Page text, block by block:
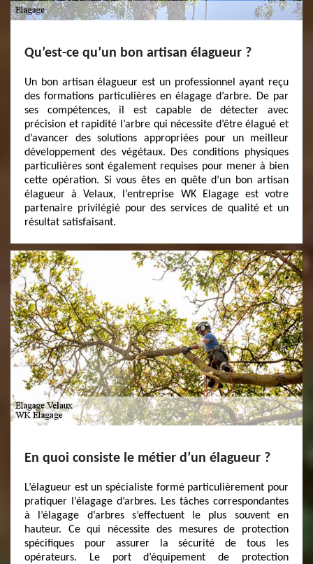
Qu’est-ce qu’un bon artisan élagueur ?
Un bon artisan élagueur est un professionnel ayant reçu
des formations particulières en élagage d’arbre. De par
ses compétences, il est capable de détecter avec
précision et rapidité l’arbre qui nécessite d’être élagué et
d’avancer des solutions appropriées pour un meilleur
développement des végétaux. Des conditions physiques
particulières sont également requises pour mener à bien
cette opération. Si vous êtes en quête d’un bon artisan
élagueur à Velaux, l’entreprise WK Elagage est votre
partenaire privilégié pour des services de qualité et un
résultat satisfaisant.
En quoi consiste le métier d’un élagueur ?
L’élagueur est un spécialiste formé particulièrement pour
pratiquer l’élagage d’arbres. Les tâches correspondantes
à l’élagage d’arbres s’effectuent le plus souvent en
hauteur. Ce qui nécessite des mesures de protection
spécifiques pour assurer la sécurité de tous les
opérateurs. Le port d’équipement de protection